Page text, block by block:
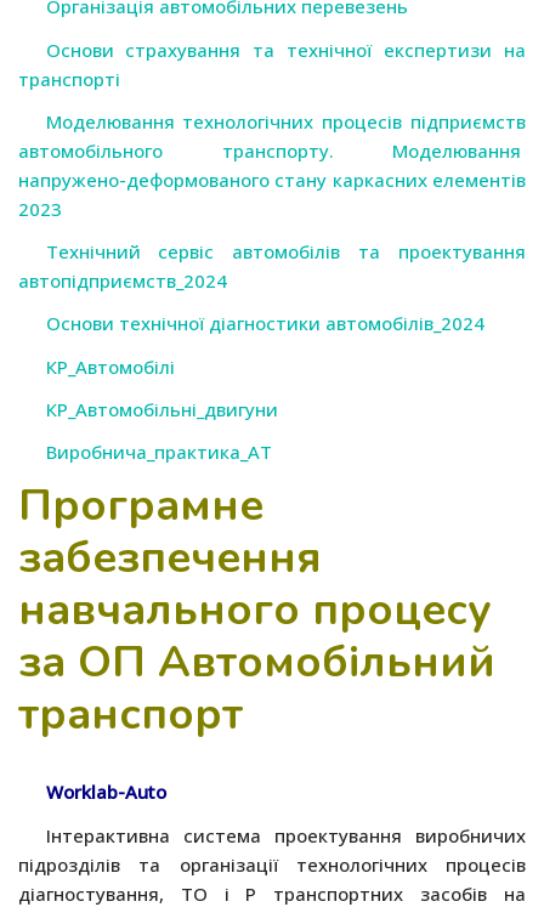
Організація автомобільних перевезень
Основи страхування та технічної експертизи на
транспорті
Моделювання технологічних процесів підприємств
автомобільного транспорту. Моделювання
напружено-деформованого стану каркасних елементів
2023
Технічний сервіс автомобілів та проектування
автопідприємств_2024
Основи технічної діагностики автомобілів_2024
КР_Автомобілі
КР_Автомобільні_двигуни
Виробнича_практика_АТ
Програмне
забезпечення
навчального процесу
за ОП Автомобільний
транспорт
Worklab-Auto
Інтерактивна система проектування виробничих
підрозділів та організації технологічних процесів
діагностування, ТО і Р транспортних засобів на